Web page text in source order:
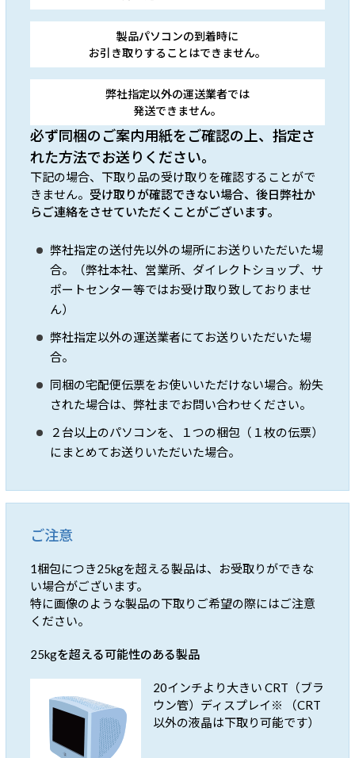
製品パソコンの到着時に
お引き取りすることはできません。
弊社指定以外の運送業者では
発送できません。
必ず同梱のご案内用紙をご確認の上、指定さ
れた方法でお送りください。
下記の場合、下取り品の受け取りを確認することがで
きません。 受け取りが確認できない場合、後日弊社か
らご連絡をさせていただくことがございます。
弊社指定の送付先以外の場所にお送りいただいた場
合。（弊社本社、営業所、ダイレクトショップ、サ
ポートセンター等ではお受け取り致しておりませ
ん）
弊社指定以外の運送業者にてお送りいただいた場
合。
同梱の宅配便伝票をお使いいただけない場合。紛失
された場合は、弊社までお問い合わせください。
２台以上のパソコンを、１つの梱包（１枚の伝票）
にまとめてお送りいただいた場合。
ご注意
1梱包につき25kgを超える製品は、お受取りができな
い場合がございます。
特に画像のような製品の下取りご希望の際にはご注意
ください。
25kgを超える可能性のある製品
20インチより大きい CRT（ブラ
ウン管）ディスプレイ※
（CRT
以外の液晶は下取り可能です）